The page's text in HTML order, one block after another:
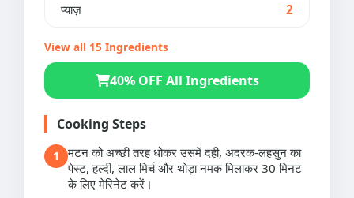
प्याज़ 2
View all 15 Ingredients
40% OFF All Ingredients
Cooking Steps
1
मटन को अच्छी तरह धोकर उसमें दही, अदरक-लहसुन का
पेस्ट, हल्दी, लाल मिर्च और थोड़ा नमक मिलाकर 30 मिनट
के लिए मेरिनेट करें।